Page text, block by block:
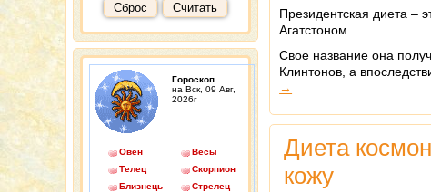
Президентская диета –
Агатстоном.
Свое название она
Клинтонов, а
→
Диета
кожу
Сброс Считать
Гороскоп
на Вск, 09 Авг,
2026г
Овен
Телец
Близнецы
Весы
Скорпион
Стрелец